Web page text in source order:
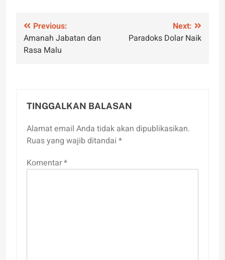
Navigasi
pos
Previous:
Amanah Jabatan dan
Rasa Malu
Next:
Paradoks Dolar Naik
TINGGALKAN BALASAN
Alamat email Anda tidak akan dipublikasikan.
Ruas yang wajib ditandai *
Komentar*